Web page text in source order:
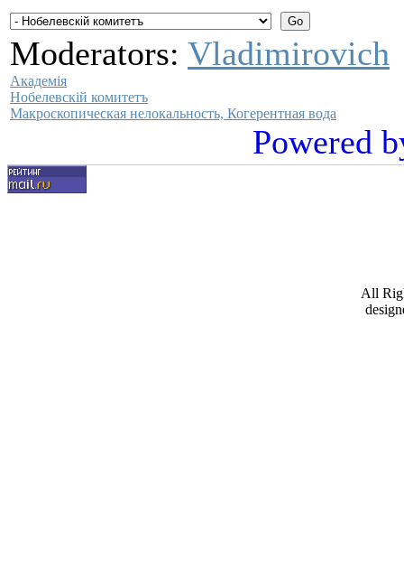
Moderators: Vladimirovich
Академiя
Нобелевскiй комитетъ
Макроскопическая нелокальность, Когерентная вода
Powered
All